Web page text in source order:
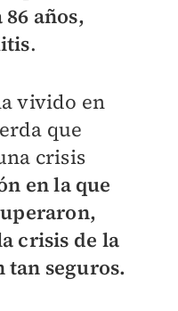
años,
.
vivido en
que
crisis
en la que
crisis de la
tan seguros.